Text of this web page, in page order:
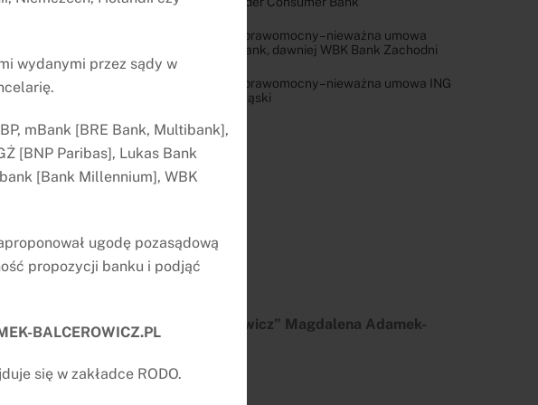
wydanymi przez sądy w
mBank [BRE Bank, Multibank],
[BNP Paribas], Lukas Bank
[Bank Millennium], WBK
ugodę pozasądową
propozycji banku i podjąć
BALCEROWICZ.PL
się w zakładce RODO.
Wyrok prawomocny – nieważna umowa
Erste Bank, dawniej WBK Bank Zachodni
Wyrok prawomocny – nieważna umowa ING
Bank Śląski
Radcowska „Adamek & Balcerowicz” Magdalena Adamek-
17 lok. 10, 85-065 Bydgoszcz